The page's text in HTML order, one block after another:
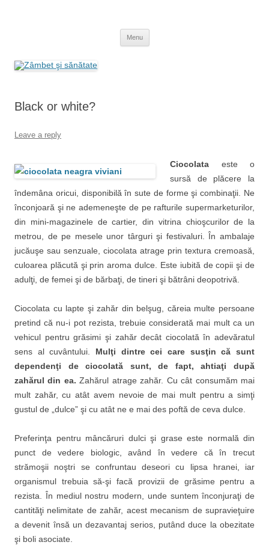
Menu
Black or white?
Leave a reply
Ciocolata este o
sursă de plăcere la
îndemâna oricui, disponibilă în sute de forme şi combinaţii. Ne
înconjoară şi ne ademeneşte de pe rafturile supermarketurilor,
din mini-magazinele de cartier, din vitrina chioşcurilor de la
metrou, de pe mesele unor târguri şi festivaluri. În ambalaje
jucăuşe sau senzuale, ciocolata atrage prin textura cremoasă,
culoarea plăcută şi prin aroma dulce. Este iubită de copii şi de
adulţi, de femei şi de bărbaţi, de tineri şi bătrâni deopotrivă.
Ciocolata cu lapte şi zahăr din belşug, căreia multe persoane
pretind că nu-i pot rezista, trebuie considerată mai mult ca un
vehicul pentru grăsimi şi zahăr decât ciocolată în adevăratul
sens al cuvântului. Mulţi dintre cei care susţin că sunt
dependenţi de ciocolată sunt, de fapt, ahtiaţi după
zahărul din ea.Zahărul atrage zahăr. Cu cât consumăm mai
mult zahăr, cu atât avem nevoie de mai mult pentru a simţi
gustul de „dulce” şi cu atât ne e mai des poftă de ceva dulce.
Preferinţa pentru mâncăruri dulci şi grase este normală din
punct de vedere biologic, având în vedere că în trecut
strămoşii noştri se confruntau deseori cu lipsa hranei, iar
organismul trebuia să-şi facă provizii de grăsime pentru a
rezista. În mediul nostru modern, unde suntem înconjuraţi de
cantităţi nelimitate de zahăr, acest mecanism de supravieţuire
a devenit însă un dezavantaj serios, putând duce la obezitate
şi boli asociate.